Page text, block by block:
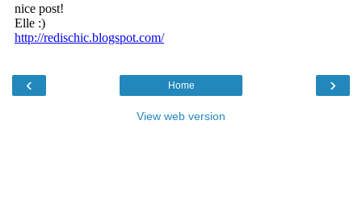
‹ ›
Home
View web version